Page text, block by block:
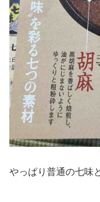
やっぱり普通の七味